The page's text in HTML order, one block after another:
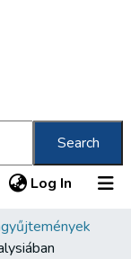
Search
Log In (current)